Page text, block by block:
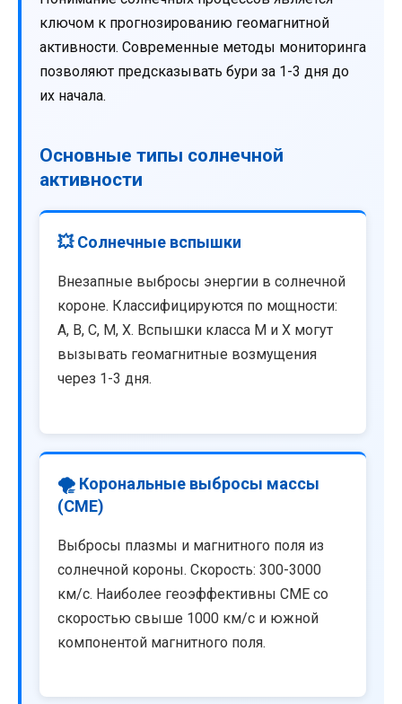
ключом к прогнозированию геомагнитной
активности. Современные методы мониторинга
позволяют предсказывать бури за 1-3 дня до
их начала.
Основные типы солнечной
активности
💥 Солнечные вспышки
Внезапные выбросы энергии в солнечной
короне. Классифицируются по мощности:
A, B, C, M, X. Вспышки класса M и X могут
вызывать геомагнитные возмущения
через 1-3 дня.
🌪️ Корональные выбросы массы
(CME)
Выбросы плазмы и магнитного поля из
солнечной короны. Скорость: 300-3000
км/с. Наиболее геоэффективны CME со
скоростью свыше 1000 км/с и южной
компонентой магнитного поля.